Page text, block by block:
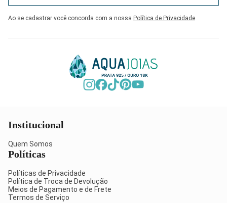
Ao se cadastrar você concorda com a nossa Política de Privacidade
Institucional
Quem Somos
Políticas
Políticas de Privacidade
Política de Troca de Devolução
Meios de Pagamento e de Frete
Termos de Serviço